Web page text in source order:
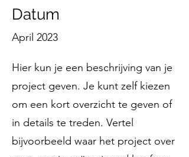
Datum
April 2023
Hier kun je een beschrijving van je
project geven. Je kunt zelf kiezen
om een kort overzicht te geven of
in details te treden. Vertel
bijvoorbeeld waar het project over